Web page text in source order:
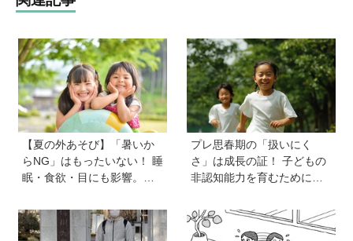
【夏の外あそび】「暑いか
らNG」はもったいない！ 睡
眠・食欲・目にも影響。専
トと、猛暑日の室内あそび
の工夫
プレ思春期の「扱いにく
さ」は成長の証！ 子どもの
非認知能力を育むために親